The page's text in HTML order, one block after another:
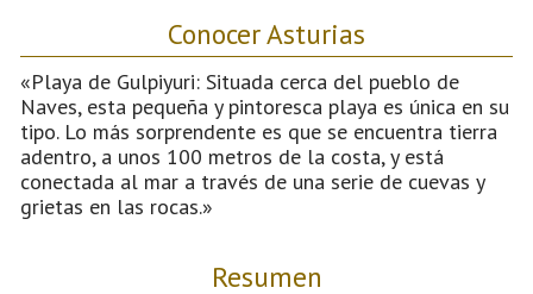
Conocer Asturias
«Playa de Gulpiyuri: Situada cerca del pueblo de
Naves, esta pequeña y pintoresca playa es única en su
tipo. Lo más sorprendente es que se encuentra tierra
adentro, a unos 100 metros de la costa, y está
conectada al mar a través de una serie de cuevas y
grietas en las rocas.»
Resumen